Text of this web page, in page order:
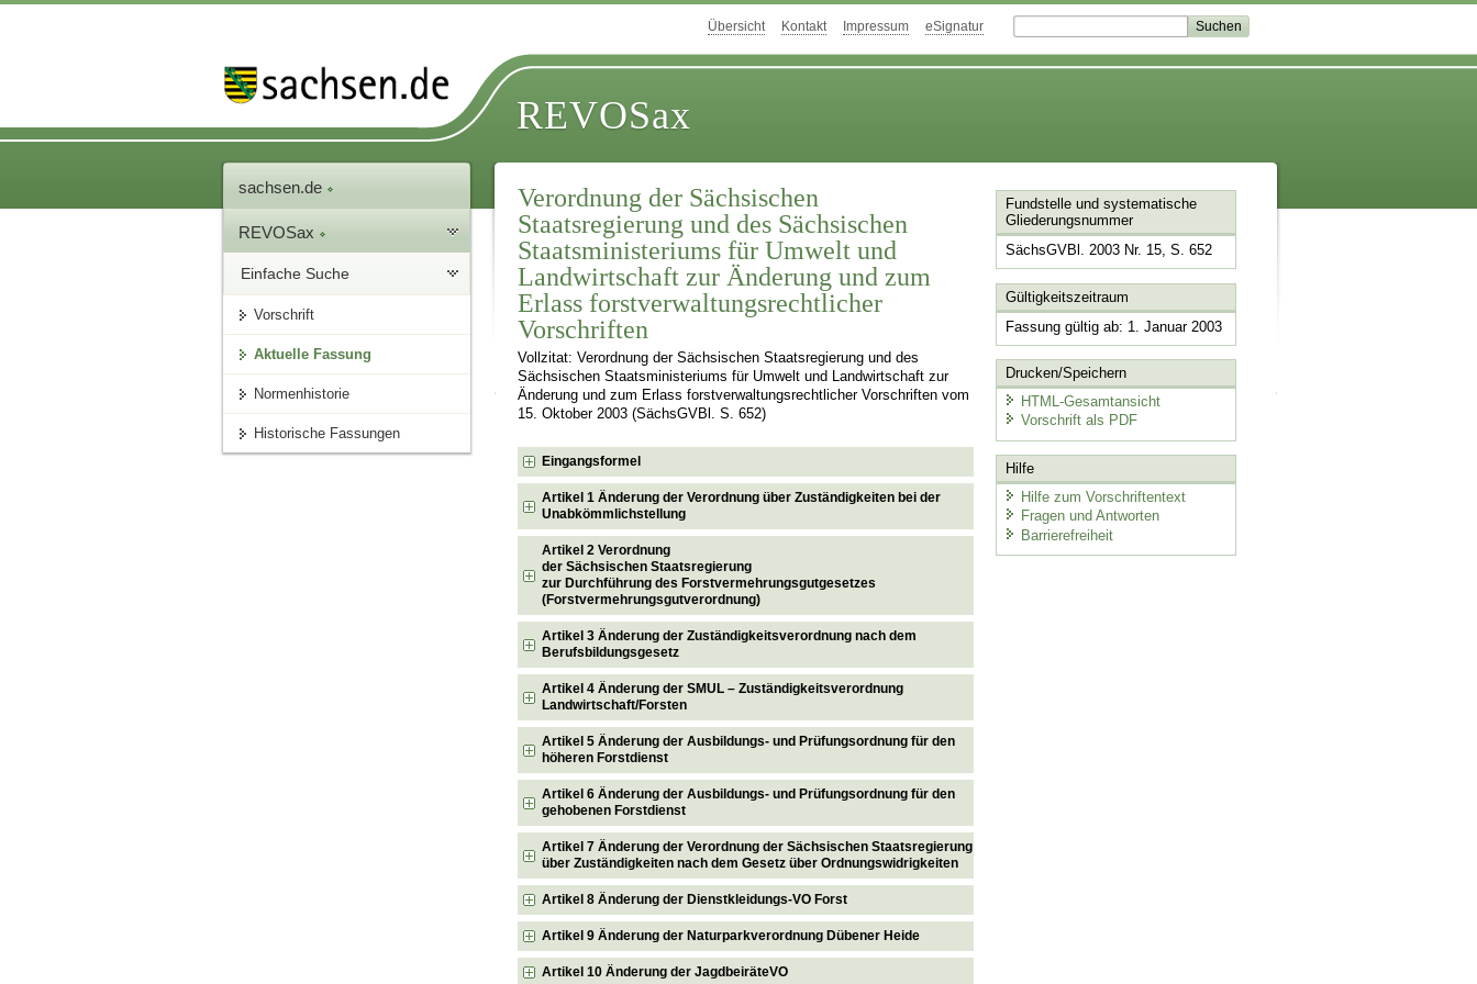
Übersicht Kontakt Impressum eSignatur
REVOSax
sachsen.de
REVOSax
Einfache Suche
Vorschrift
Aktuelle Fassung
Normenhistorie
Historische Fassungen
Verordnung der Sächsischen
Staatsregierung und des Sächsischen
Staatsministeriums für Umwelt und
Landwirtschaft zur Änderung und zum
Erlass forstverwaltungsrechtlicher
Vorschriften
Vollzitat: Verordnung der Sächsischen Staatsregierung und des
Sächsischen Staatsministeriums für Umwelt und Landwirtschaft zur
Änderung und zum Erlass forstverwaltungsrechtlicher Vorschriften vom
15. Oktober 2003 (SächsGVBl. S. 652)
Eingangsformel
Artikel 1 Änderung der Verordnung über Zuständigkeiten bei der
Unabkömmlichstellung
Artikel 2 Verordnung
der Sächsischen Staatsregierung
zur Durchführung des Forstvermehrungsgutgesetzes
(Forstvermehrungsgutverordnung)
Artikel 3 Änderung der Zuständigkeitsverordnung nach dem
Berufsbildungsgesetz
Artikel 4 Änderung der SMUL – Zuständigkeitsverordnung
Landwirtschaft/Forsten
Artikel 5 Änderung der Ausbildungs- und Prüfungsordnung für den
höheren Forstdienst
Artikel 6 Änderung der Ausbildungs- und Prüfungsordnung für den
gehobenen Forstdienst
Artikel 7 Änderung der Verordnung der Sächsischen Staatsregierung
über Zuständigkeiten nach dem Gesetz über Ordnungswidrigkeiten
Artikel 8 Änderung der Dienstkleidungs-VO Forst
Artikel 9 Änderung der Naturparkverordnung Dübener Heide
Artikel 10 Änderung der JagdbeiräteVO
Fundstelle und systematische
Gliederungsnummer
SächsGVBl. 2003 Nr. 15, S. 652
Gültigkeitszeitraum
Fassung gültig ab: 1. Januar 2003
Drucken/Speichern
HTML-Gesamtansicht
Vorschrift als PDF
Hilfe
Hilfe zum Vorschriftentext
Fragen und Antworten
Barrierefreiheit